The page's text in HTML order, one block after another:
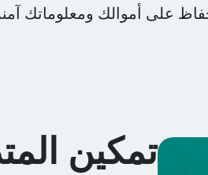
على أموالك ومعلوماتك
تمكين